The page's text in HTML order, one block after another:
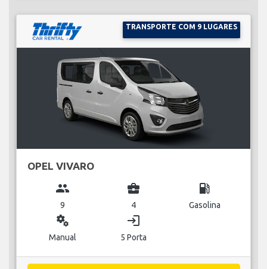
TRANSPORTE COM 9 LUGARES
OPEL VIVARO
group
9
business_center
4
local_gas_station
Gasolina
miscellaneous_services
Manual
login
5 Porta